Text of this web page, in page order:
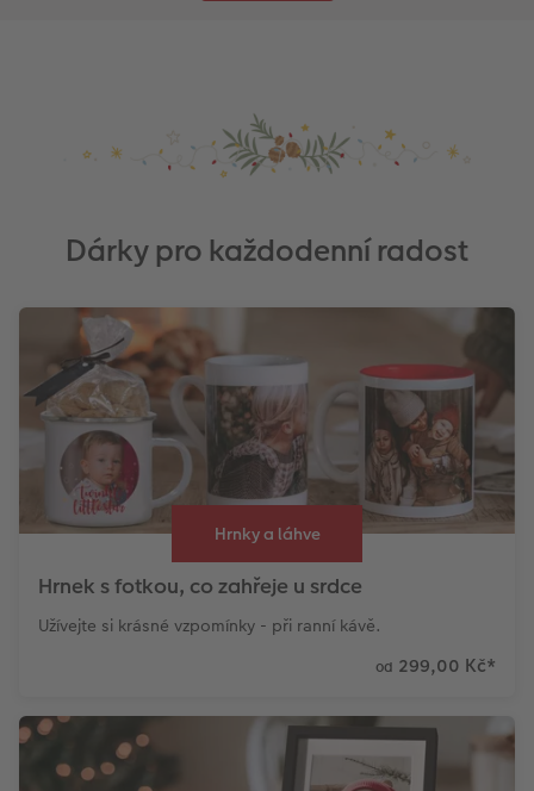
Dárky pro každodenní radost
Hrnky a láhve
Hrnek s fotkou, co zahřeje u srdce
Užívejte si krásné vzpomínky - při ranní kávě.
od 299,00 Kč*